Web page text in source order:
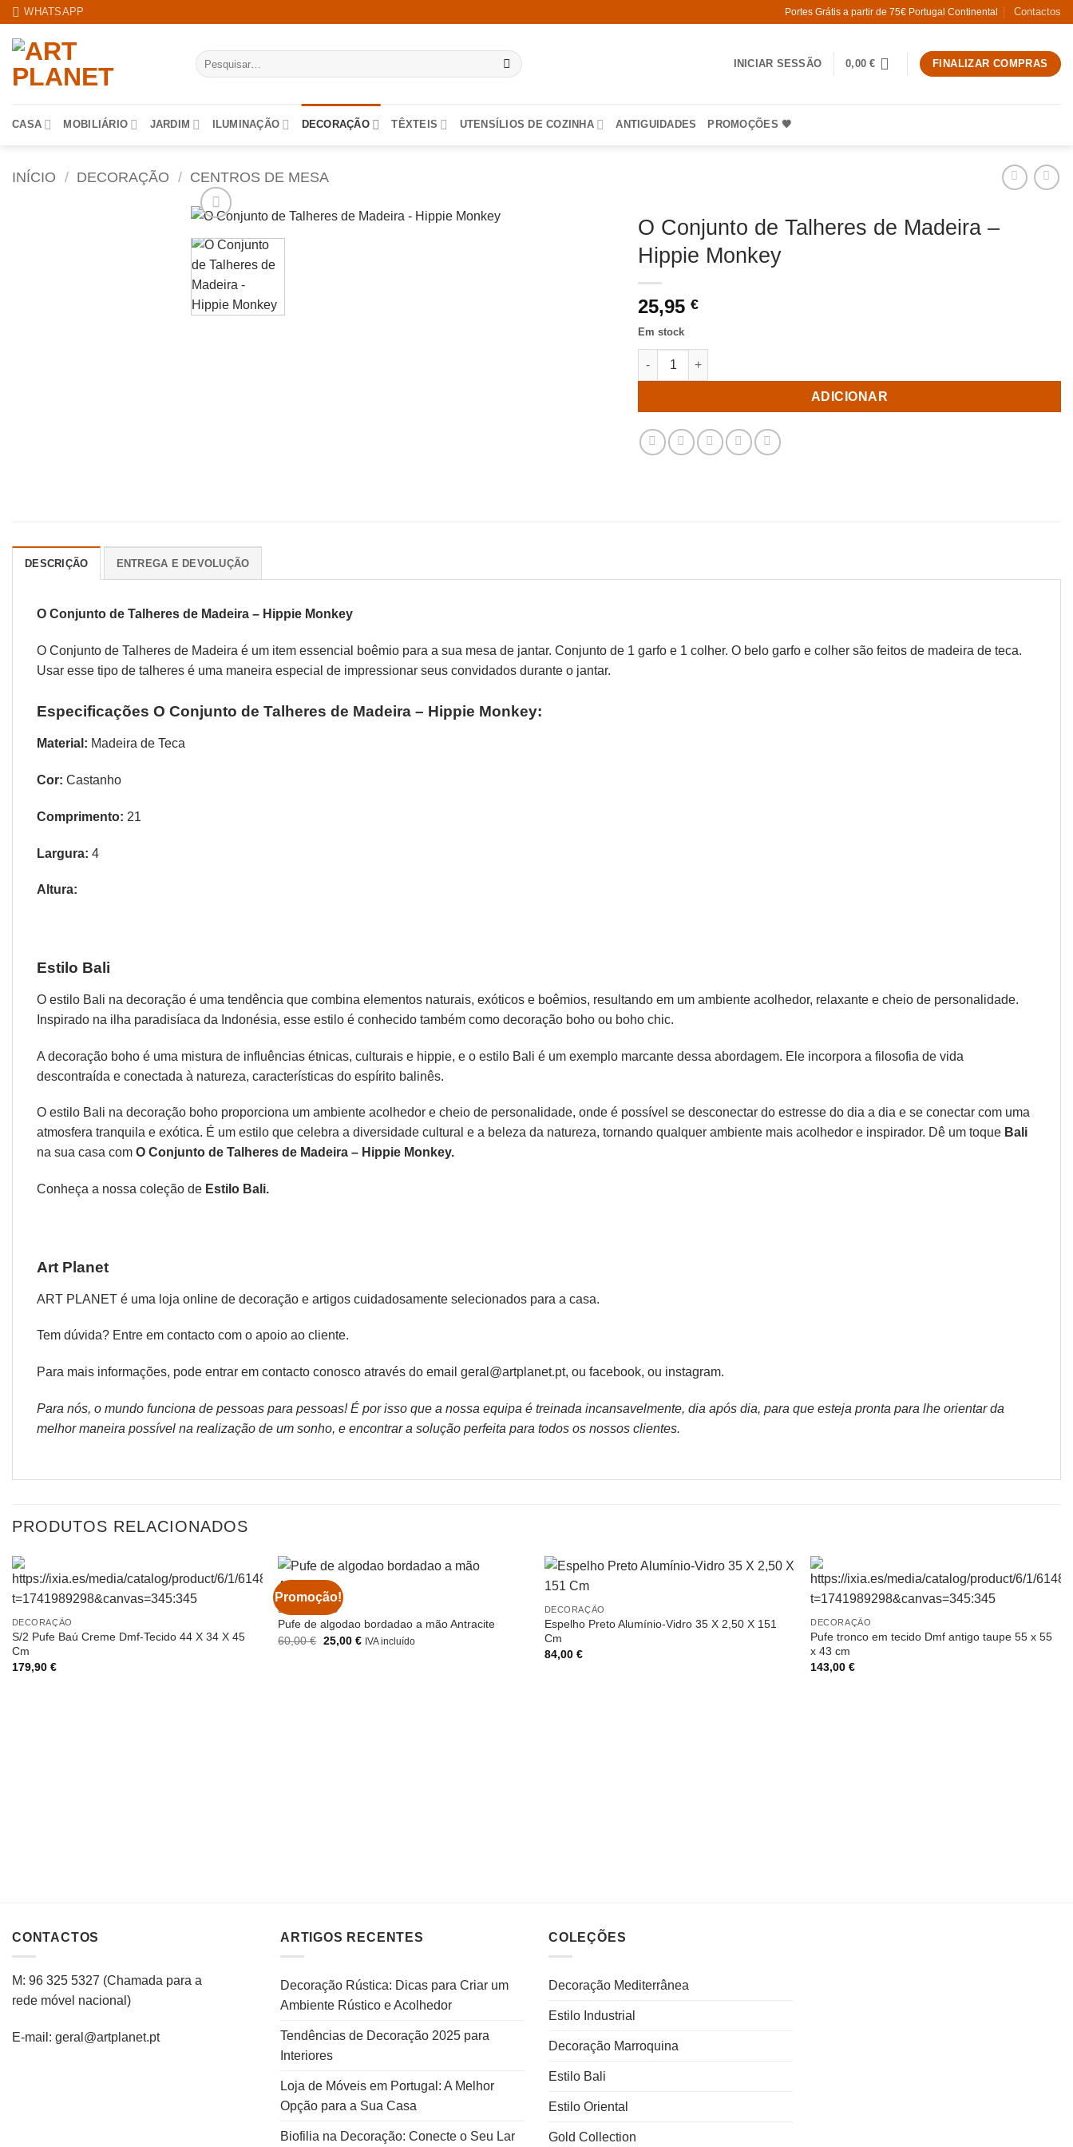
Skip
content
WHATSAPP Portes Grátis a partir de 75€ Portugal Continental Contactos
Pesquisar
por:
INICIAR SESSÃO 0,00€ FINALIZAR COMPRAS
CASA MOBILIÁRIO JARDIM ILUMINAÇÃO DECORAÇÃO TÊXTEIS UTENSÍLIOS DE COZINHA ANTIGUIDADES PROMOÇÕES 🧡
INÍCIO / DECORAÇÃO / CENTROS DE MESA
O Conjunto de Talheres de Madeira –
Hippie Monkey
25,95 €
Em stock
Quantidade de O Conjunto de Talheres de Madeira - Hippie Monkey
ADICIONAR
DESCRIÇÃO ENTREGA E DEVOLUÇÃO
O Conjunto de Talheres de Madeira – Hippie Monkey
O Conjunto de Talheres de Madeira é um item essencial boêmio para a sua mesa de jantar. Conjunto de 1 garfo e 1 colher. O belo garfo e colher são feitos de madeira de teca.
Usar esse tipo de talheres é uma maneira especial de impressionar seus convidados durante o jantar.
Especificações O Conjunto de Talheres de Madeira – Hippie Monkey:
Material: Madeira de Teca
Cor: Castanho
Comprimento: 21
Largura: 4
Altura:
Estilo Bali
O estilo Bali na decoração é uma tendência que combina elementos naturais, exóticos e boêmios, resultando em um ambiente acolhedor, relaxante e cheio de personalidade.
Inspirado na ilha paradisíaca da Indonésia, esse estilo é conhecido também como decoração boho ou boho chic.
A decoração boho é uma mistura de influências étnicas, culturais e hippie, e o estilo Bali é um exemplo marcante dessa abordagem. Ele incorpora a filosofia de vida
descontraída e conectada à natureza, características do espírito balinês.
O estilo Bali na decoração boho proporciona um ambiente acolhedor e cheio de personalidade, onde é possível se desconectar do estresse do dia a dia e se conectar com uma
atmosfera tranquila e exótica. É um estilo que celebra a diversidade cultural e a beleza da natureza, tornando qualquer ambiente mais acolhedor e inspirador. Dê um toque Bali
na sua casa com O Conjunto de Talheres de Madeira – Hippie Monkey.
Conheça a nossa coleção de Estilo Bali.
Art Planet
ART PLANET é uma loja online de decoração e artigos cuidadosamente selecionados para a casa.
Tem dúvida? Entre em contacto com o apoio ao cliente.
Para mais informações, pode entrar em contacto conosco através do email geral@artplanet.pt, ou facebook, ou instagram.
Para nós, o mundo funciona de pessoas para pessoas! É por isso que a nossa equipa é treinada incansavelmente, dia após dia, para que esteja pronta para lhe orientar da
melhor maneira possível na realização de um sonho, e encontrar a solução perfeita para todos os nossos clientes.
PRODUTOS RELACIONADOS
DECORAÇÃO
S/2 Pufe Baú Creme Dmf-Tecido 44 X 34 X 45
Cm
179,90 €
Promoção!
DECORAÇÃO
Pufe de algodao bordadao a mão Antracite
60,00€ O
25,00 €OIVA incluído
DECORAÇÃO
Espelho Preto Alumínio-Vidro 35 X 2,50 X 151
Cm
84,00 €
DECORAÇÃO
Pufe tronco em tecido Dmf antigo taupe 55 x 55
x 43 cm
143,00€
CONTACTOS
M: 96 325 5327 (Chamada para a
rede móvel nacional )
E-mail: geral@artplanet.pt
ARTIGOS RECENTES
Decoração Rústica: Dicas para Criar um
Ambiente Rústico e Acolhedor
Tendências de Decoração 2025 para
Interiores
Loja de Móveis em Portugal: A Melhor
Opção para a Sua Casa
Biofilia na Decoração: Conecte o Seu Lar
COLEÇÕES
Decoração Mediterrânea
Estilo Industrial
Decoração Marroquina
Estilo Bali
Estilo Oriental
Gold Collection